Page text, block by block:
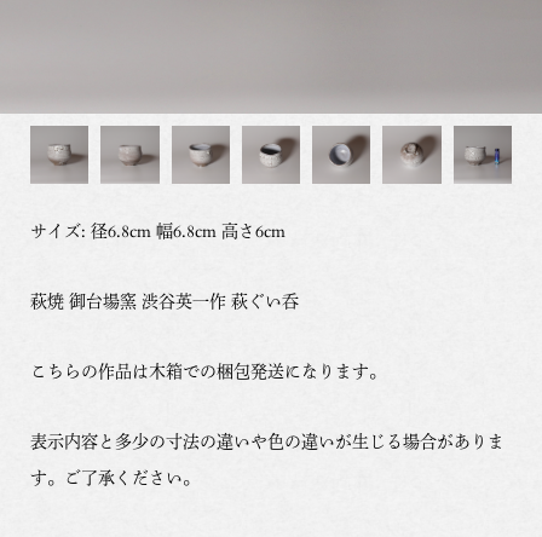
サイズ: 径6.8cm 幅6.8cm 高さ6cm
萩焼 御台場窯 渋谷英一作 萩ぐい呑
こちらの作品は木箱での梱包発送になります。
表示内容と多少の寸法の違いや色の違いが生じる場合がありま
す。ご了承ください。